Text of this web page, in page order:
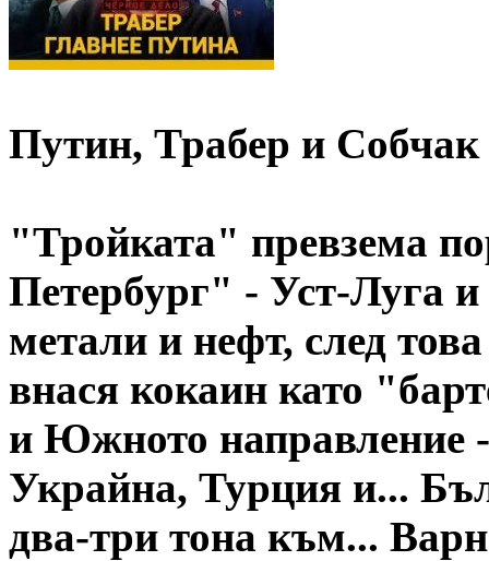
Путин, Трабер и Собчак
"Тройката" превзема
Петербург" - Уст-Луга
метали и нефт, след
внася кокаин като
и Южното направление
Украйна, Турция и...
два-три тона към...